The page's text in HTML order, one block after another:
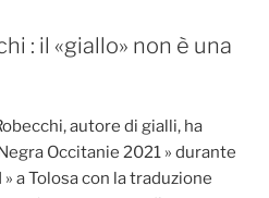
: il «giallo» non è una
autore di gialli, ha
Occitanie 2021 » durante
a Tolosa con la traduzione